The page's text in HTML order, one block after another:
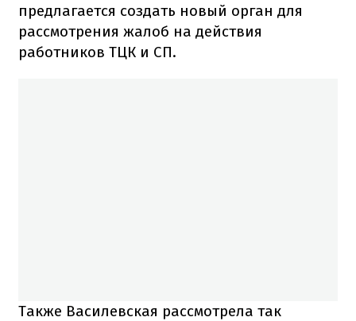
предлагается создать новый орган для
рассмотрения жалоб на действия
работников ТЦК и СП.
Также Василевская рассмотрела так